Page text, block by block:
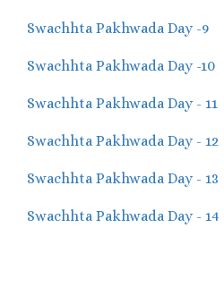
Swachhta Pakhwada Day -9
Swachhta Pakhwada Day -10
Swachhta Pakhwada Day - 11
Swachhta Pakhwada Day - 12
Swachhta Pakhwada Day - 13
Swachhta Pakhwada Day - 14